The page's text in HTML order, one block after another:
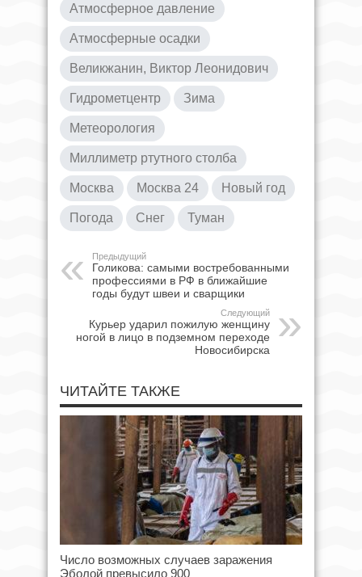
Атмосферное давление
Атмосферные осадки
Великжанин, Виктор Леонидович
Гидрометцентр Зима
Метеорология
Миллиметр ртутного столба
Москва Москва 24 Новый год
Погода Снег Туман
Предыдущий
Голикова: самыми востребованными
профессиями в РФ в ближайшие
годы будут швеи и сварщики
Следующий
Курьер ударил пожилую женщину
ногой в лицо в подземном переходе
Новосибирска
ЧИТАЙТЕ ТАКЖЕ
Число возможных случаев заражения
Эболой превысило 900